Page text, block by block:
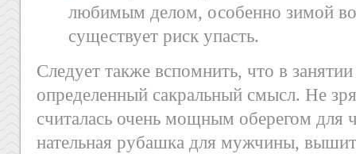
любимым делом, особенно зимой во
существует риск упасть.
Следует также вспомнить, что в
определенный сакральный смысл. Не
считалась очень мощным оберегом для
нательная рубашка для мужчины,